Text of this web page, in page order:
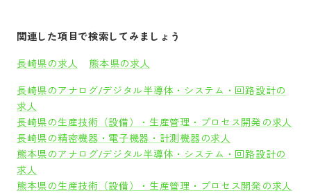
関連した項目で検索してみましょう
長崎県の求人 熊本県の求人
長崎県のアナログ/デジタル半導体・システム・回路設計の
求人
長崎県の生産技術（設備）・生産管理・プロセス開発の求人
長崎県の精密機器・電子機器・計測機器の求人
熊本県のアナログ/デジタル半導体・システム・回路設計の
求人
熊本県の生産技術（設備）・生産管理・プロセス開発の求人